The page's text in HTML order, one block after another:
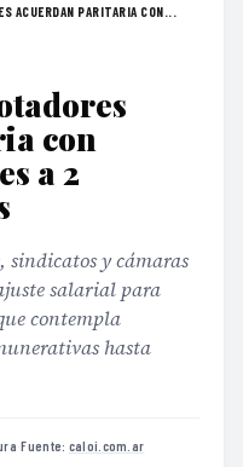
ACUERDAN PARITARIA CON...
con
a 2
sindicatos y cámaras
salarial para
contempla
hasta
·Fuente: caloi.com.ar